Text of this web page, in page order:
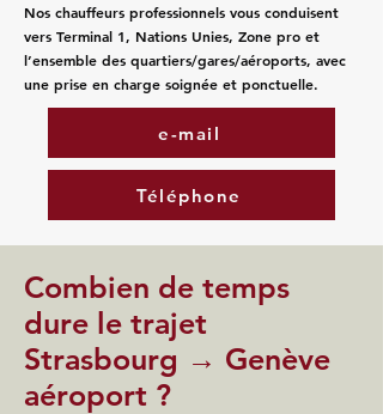
Nos chauffeurs professionnels vous conduisent
vers Terminal 1, Nations Unies, Zone pro et
l’ensemble des quartiers/gares/aéroports, avec
une prise en charge soignée et ponctuelle.
e-mail
Téléphone
Combien de temps
dure le trajet
Strasbourg → Genève
aéroport ?